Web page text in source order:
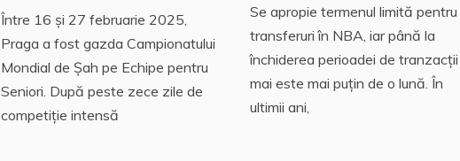
Între 16 și 27 februarie 2025,
Praga a fost gazda Campionatului
Mondial de Șah pe Echipe pentru
Seniori. După peste zece zile de
competiție intensă
Se apropie termenul limită pentru
transferuri în NBA, iar până la
închiderea perioadei de tranzacții
mai este mai puțin de o lună. În
ultimii ani,